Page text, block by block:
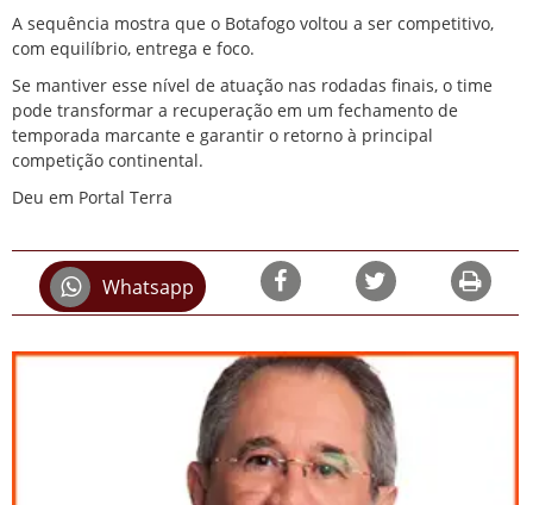
A sequência mostra que o Botafogo voltou a ser competitivo,
com equilíbrio, entrega e foco.
Se mantiver esse nível de atuação nas rodadas finais, o time
pode transformar a recuperação em um fechamento de
temporada marcante e garantir o retorno à principal
competição continental.
Deu em Portal Terra
Whatsapp